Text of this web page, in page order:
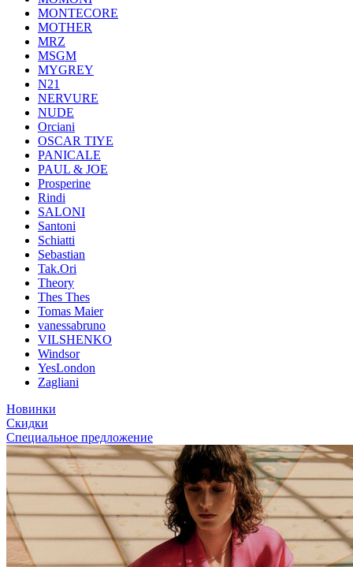
MONTECORE
MOTHER
MRZ
MSGM
MYGREY
N21
NERVURE
NUDE
Orciani
OSCAR TIYE
PANICALE
PAUL & JOE
Prosperine
Rindi
SALONI
Santoni
Schiatti
Sebastian
Tak.Ori
Theory
Thes Thes
Tomas Maier
vanessabruno
VILSHENKO
Windsor
YesLondon
Zagliani
Новинки
Скидки
Специальное предложение